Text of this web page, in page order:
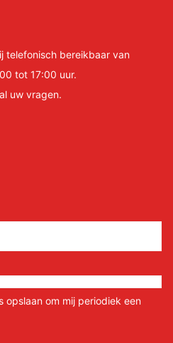
telefonisch bereikbaar van
tot 17:00 uur.
uw vragen.
opslaan om mij periodiek een